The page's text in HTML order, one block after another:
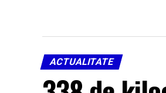
ACTUALITATE